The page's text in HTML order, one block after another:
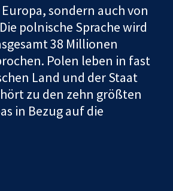
sondern auch von
polnische Sprache wird
38 Millionen
Polen leben in fast
Land und der Staat
zu den zehn größten
in Bezug auf die